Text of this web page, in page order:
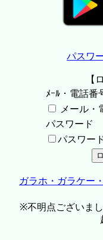
パスワ
【
ﾒｰﾙ・電話番
メール・
パスワード
パスワー
ガラホ・ガラケー
※不明点ございま